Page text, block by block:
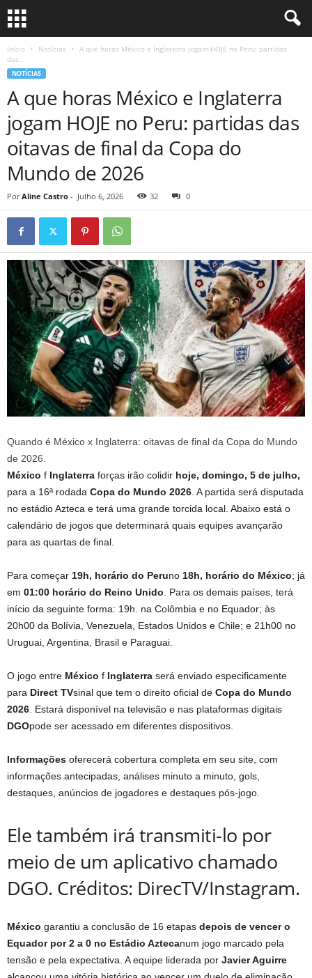
Início Notícias
A que horas México e Inglaterra jogam HOJE no Peru: partidas
das...
NOTÍCIAS
A que horas México e Inglaterra
jogam HOJE no Peru: partidas das
oitavas de final da Copa do
Mundo de 2026
Por Aline Castro - Julho 6, 2026 32 0
Quando é México x Inglaterra: oitavas de final da Copa do Mundo
de 2026.
México f Inglaterra forças irão colidir hoje, domingo, 5 de julho,
para a 16ª rodada Copa do Mundo 2026 . A partida será disputada
no estádio Azteca e terá uma grande torcida local. Abaixo está o
calendário de jogos que determinará quais equipes avançarão
para as quartas de final.
Para começar 19h, horário do Peruno 18h, horário do México; já
em 01:00 horário do Reino Unido . Para os demais países, terá
início da seguinte forma: 19h. na Colômbia e no Equador; às
20h00 da Bolívia, Venezuela, Estados Unidos e Chile; e 21h00 no
Uruguai, Argentina, Brasil e Paraguai.
O jogo entre México f Inglaterra será enviado especificamente
para Direct TVsinal que tem o direito oficial de Copa do Mundo
2026 . Estará disponível na televisão e nas plataformas digitais
DGOpode ser acessado em diferentes dispositivos.
Informações oferecerá cobertura completa em seu site, com
informações antecipadas, análises minuto a minuto, gols,
destaques, anúncios de jogadores e destaques pós-jogo.
Ele também irá transmiti-lo por
meio de um aplicativo chamado
DGO. Créditos: DirecTV/Instagram.
México garantiu a conclusão de 16 etapas depois de vencer o
Equador por 2 a 0 no Estádio Aztecanum jogo marcado pela
tensão e pela expectativa. A equipe liderada por Javier Aguirre